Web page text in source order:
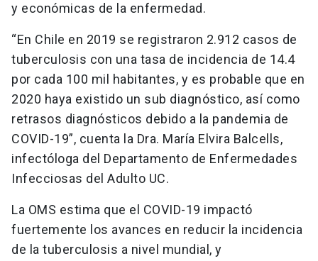
y económicas de la enfermedad.
“En Chile en 2019 se registraron 2.912 casos de
tuberculosis con una tasa de incidencia de 14.4
por cada 100 mil habitantes, y es probable que en
2020 haya existido un sub diagnóstico, así como
retrasos diagnósticos debido a la pandemia de
COVID-19”, cuenta la Dra. María Elvira Balcells,
infectóloga del Departamento de Enfermedades
Infecciosas del Adulto UC.
La OMS estima que el COVID-19 impactó
fuertemente los avances en reducir la incidencia
de la tuberculosis a nivel mundial, y